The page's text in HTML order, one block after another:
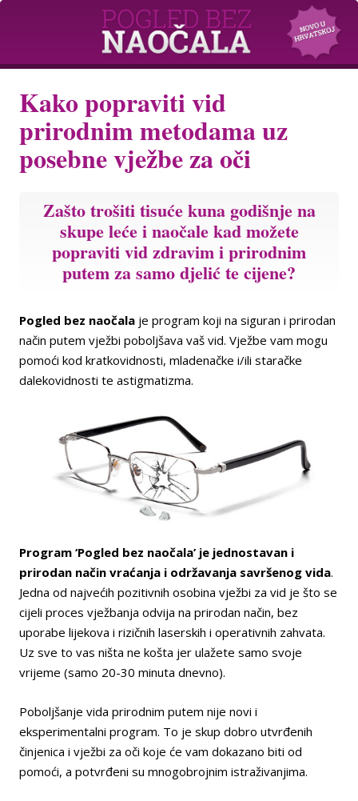
Kako popraviti vid
prirodnim metodama uz
posebne vježbe za oči
Zašto trošiti tisuće kuna godišnje na
skupe leće i naočale kad možete
popraviti vid zdravim i prirodnim
putem za samo djelić te cijene?
Pogled bez naočala je program koji na siguran i prirodan
način putem vježbi poboljšava vaš vid. Vježbe vam mogu
pomoći kod kratkovidnosti, mladenačke i/ili staračke
dalekovidnosti te astigmatizma.
Program ‘Pogled bez naočala’ je jednostavan i
prirodan način vraćanja i održavanja savršenog vida.
Jedna od najvećih pozitivnih osobina vježbi za vid je što se
cijeli proces vježbanja odvija na prirodan način, bez
uporabe lijekova i rizičnih laserskih i operativnih zahvata.
Uz sve to vas ništa ne košta jer ulažete samo svoje
vrijeme (samo 20-30 minuta dnevno).
Poboljšanje vida prirodnim putem nije novi i
eksperimentalni program. To je skup dobro utvrđenih
činjenica i vježbi za oči koje će vam dokazano biti od
pomoći, a potvrđeni su mnogobrojnim istraživanjima.